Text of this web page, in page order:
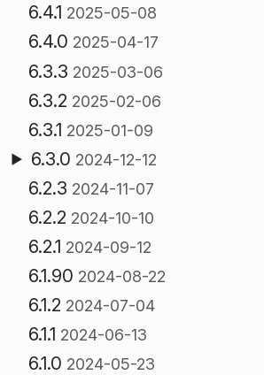
6.4.1 2025-05-08
6.4.0 2025-04-17
6.3.3 2025-03-06
6.3.2 2025-02-06
6.3.1 2025-01-09
6.3.0 2024-12-12
6.2.3 2024-11-07
6.2.2 2024-10-10
6.2.1 2024-09-12
6.1.90 2024-08-22
6.1.2 2024-07-04
6.1.1 2024-06-13
6.1.0 2024-05-23